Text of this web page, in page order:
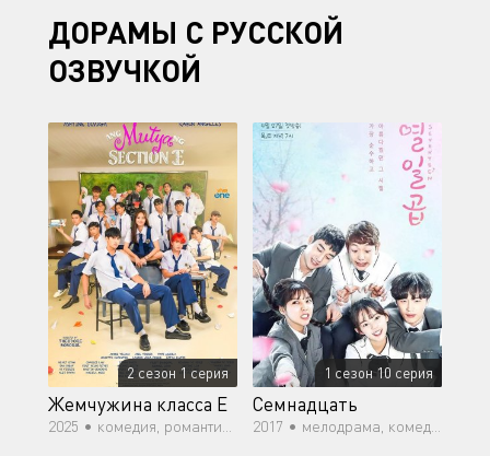
ДОРАМЫ С РУССКОЙ
ОЗВУЧКОЙ
2 сезон 1 серия
Жемчужина класса Е
2025 • комедия, романтика, молодость
1 сезон 10 серия
Семнадцать
2017 • мелодрама, комедия, романтика, молодость